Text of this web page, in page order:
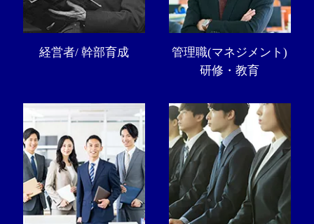
経営者/ 幹部育成
管理職(マネジメント)
研修・教育